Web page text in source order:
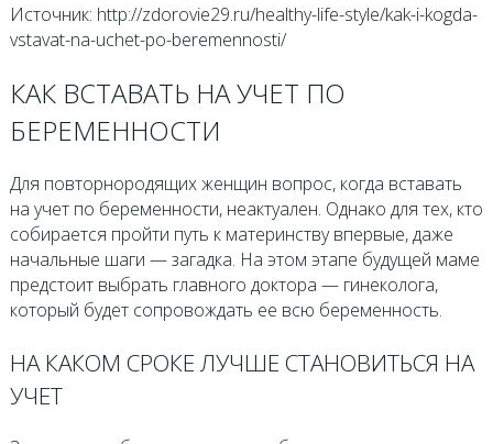
Источник: http://zdorovie29.ru/healthy-life-style/kak-i-kogda-
vstavat-na-uchet-po-beremennosti/
КАК ВСТАВАТЬ НА УЧЕТ ПО
БЕРЕМЕННОСТИ
Для повторнородящих женщин вопрос, когда вставать
на учет по беременности, неактуален. Однако для тех, кто
собирается пройти путь к материнству впервые, даже
начальные шаги — загадка. На этом этапе будущей маме
предстоит выбрать главного доктора — гинеколога,
который будет сопровождать ее всю беременность.
НА КАКОМ СРОКЕ ЛУЧШЕ СТАНОВИТЬСЯ НА
УЧЕТ